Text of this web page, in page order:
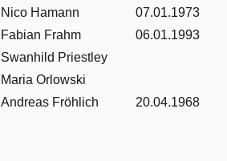
Nico Hamann
07.01.1973
Fabian Frahm
06.01.1993
Swanhild Priestley
Maria Orlowski
Andreas Fröhlich 20.04.1968